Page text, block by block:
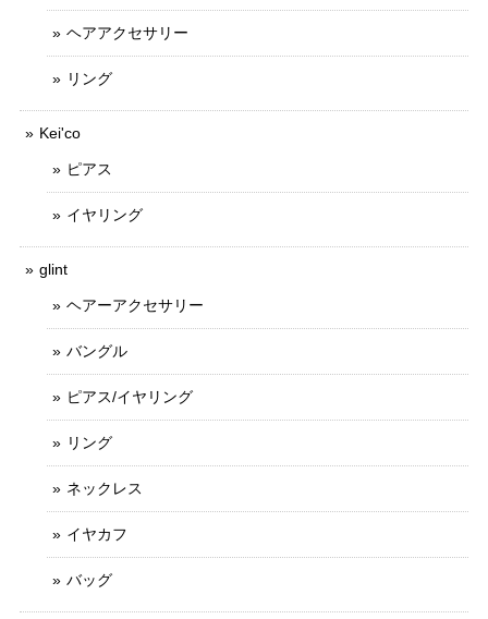
ヘアアクセサリー
リング
Kei'co
ピアス
イヤリング
glint
ヘアーアクセサリー
バングル
ピアス/イヤリング
リング
ネックレス
イヤカフ
バッグ